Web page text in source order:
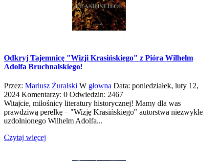
Odkryj Tajemnicę "Wizji Krasińskiego" z Pióra Wilhelm
Adolfa Bruchnalskiego!
Przez: Mariusz Żuralski W głowna Data: poniedziałek, luty 12,
2024 Komentarzy: 0 Odwiedzin: 2467
Witajcie, miłośnicy literatury historycznej! Mamy dla was
prawdziwą perełkę – "Wizję Krasińskiego" autorstwa niezwykle
uzdolnionego Wilhelm Adolfa...
Czytaj więcej